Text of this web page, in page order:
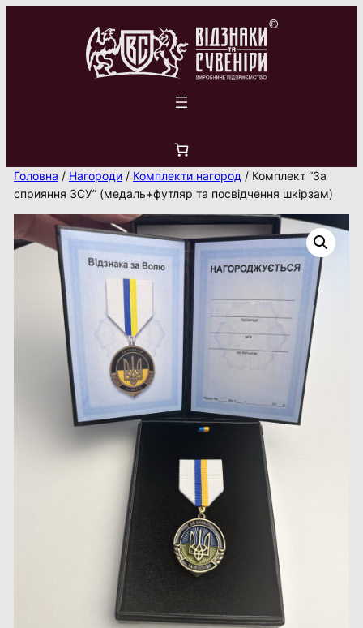
Головна / Нагороди/ Комплекти нагород / Комплект “За
сприяння ЗСУ” (медаль+футляр та посвідчення шкірзам)